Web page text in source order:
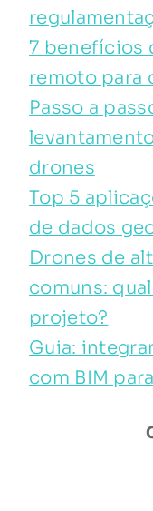
7 benefícios
remoto para
Passo a
drones
Top 5
de dados
Drones de
comuns:
projeto?
Guia:
com BIM